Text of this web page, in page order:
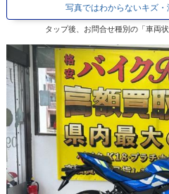
写真ではわからないキズ
タップ後、お問合せ種別の「車両